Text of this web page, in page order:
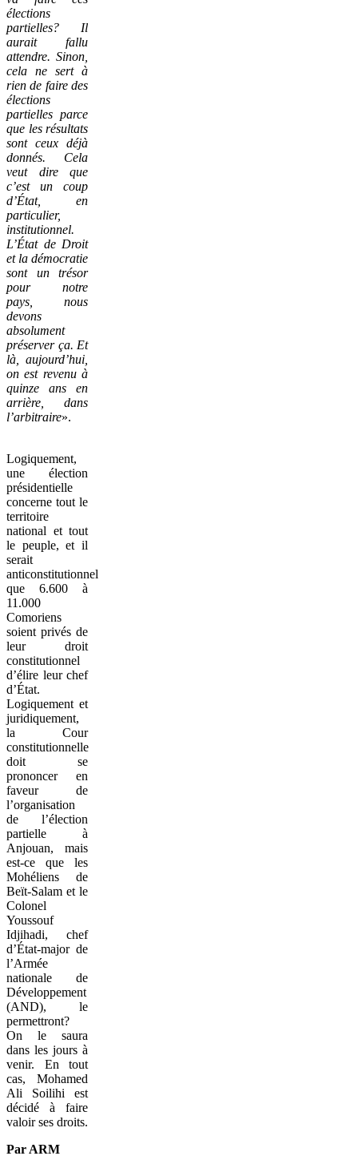
élections
partielles? Il
aurait fallu
attendre. Sinon,
cela ne sert à
rien de faire des
élections
partielles parce
que les résultats
sont ceux déjà
donnés. Cela
veut dire que
c’est un coup
d’État, en
particulier,
institutionnel.
L’État de Droit
et la démocratie
sont un trésor
pour notre
pays, nous
devons
absolument
préserver ça. Et
là, aujourd’hui,
on est revenu à
quinze ans en
arrière, dans
l’arbitraire».
Logiquement,
une élection
présidentielle
concerne tout le
territoire
national et tout
le peuple, et il
serait
anticonstitutionnel
que 6.600 à
11.000
Comoriens
soient privés de
leur droit
constitutionnel
d’élire leur chef
d’État.
Logiquement et
juridiquement,
la Cour
constitutionnelle
doit se
prononcer en
faveur de
l’organisation
de l’élection
partielle à
Anjouan, mais
est-ce que les
Mohéliens de
Beït-Salam et le
Colonel
Youssouf
Idjihadi, chef
d’État-major de
l’Armée
nationale de
Développement
(AND), le
permettront?
On le saura
dans les jours à
venir. En tout
cas, Mohamed
Ali Soilihi est
décidé à faire
valoir ses droits.
Par ARM